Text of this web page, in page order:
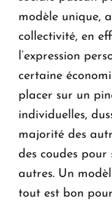
modèle unique,
collectivité, en
l’expression
certaine
placer sur un
individuelles,
majorité des
des coudes pour
autres. Un
tout est bon